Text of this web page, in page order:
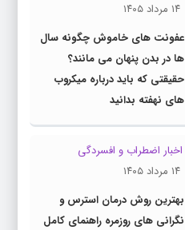
۱۴ مرداد ۱۴۰۵
عفونت های خاموش چگونه سال
ها در بدن پنهان می مانند؟
حقیقتی که باید درباره میکروب
های نهفته بدانید
اخبار اضطراب و افسردگی
۱۴ مرداد ۱۴۰۵
بهترین روش درمان استرس و
نگرانی های روزمره راهنمای کامل